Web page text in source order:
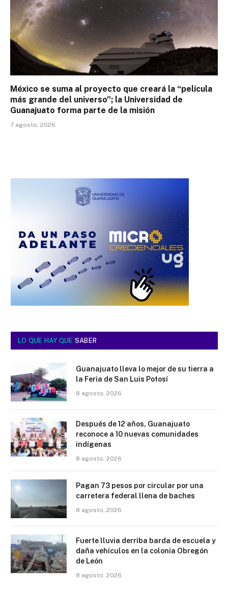
México se suma al proyecto que creará la “película
más grande del universo”; la Universidad de
Guanajuato forma parte de la misión
7 agosto, 2026
LO QUE HAY QUE SABER
Guanajuato lleva lo mejor de su tierra a
la Feria de San Luis Potosí
8 agosto, 2026
Después de 12 años, Guanajuato
reconoce a 10 nuevas comunidades
indígenas
8 agosto, 2026
Pagan 73 pesos por circular por una
carretera federal llena de baches
8 agosto, 2026
Fuerte lluvia derriba barda de escuela y
daña vehículos en la colonia Obregón
de León
8 agosto, 2026